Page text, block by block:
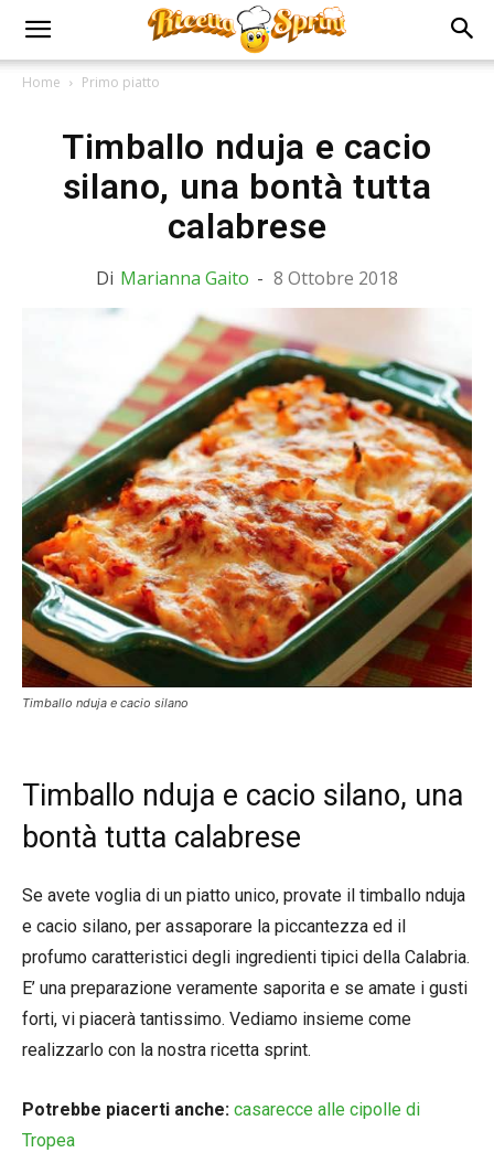
Home Primo piatto
Timballo nduja e cacio
silano, una bontà tutta
calabrese
Di Marianna Gaito - 8 Ottobre 2018
Timballo nduja e cacio silano
Timballo nduja e cacio silano, una
bontà tutta calabrese
Se avete voglia di un piatto unico, provate il timballo nduja
e cacio silano, per assaporare la piccantezza ed il
profumo caratteristici degli ingredienti tipici della Calabria.
E’ una preparazione veramente saporita e se amate i gusti
forti, vi piacerà tantissimo. Vediamo insieme come
realizzarlo con la nostra ricetta sprint.
Potrebbe piacerti anche: casarecce alle cipolle di
Tropea